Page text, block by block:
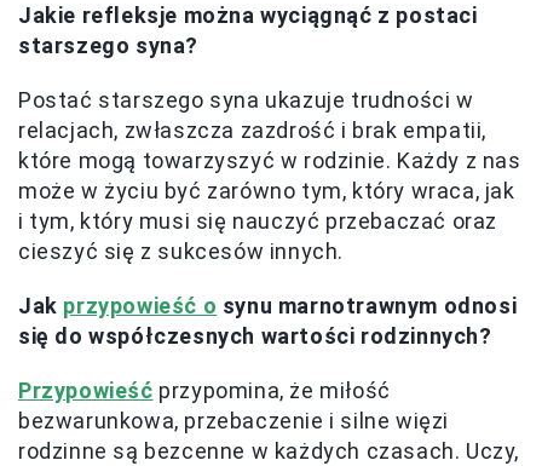
Jakie refleksje można wyciągnąć z postaci
starszego syna?
Postać starszego syna ukazuje trudności w
relacjach, zwłaszcza zazdrość i brak empatii,
które mogą towarzyszyć w rodzinie. Każdy z nas
może w życiu być zarówno tym, który wraca, jak
i tym, który musi się nauczyć przebaczać oraz
cieszyć się z sukcesów innych.
Jak przypowieść o synu marnotrawnym odnosi
się do współczesnych wartości rodzinnych?
Przypowieść przypomina, że miłość
bezwarunkowa, przebaczenie i silne więzi
rodzinne są bezcenne w każdych czasach. Uczy,